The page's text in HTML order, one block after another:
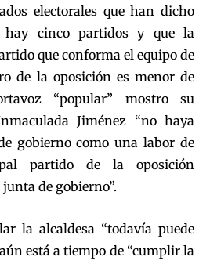
electorales que han dicho
hay cinco partidos y que la
que conforma el equipo de
de la oposición es menor de
“popular” mostro su
Jiménez “no haya
gobierno como una labor de
partido de la oposición
de gobierno”.
la alcaldesa “todavía puede
está a tiempo de “cumplir la